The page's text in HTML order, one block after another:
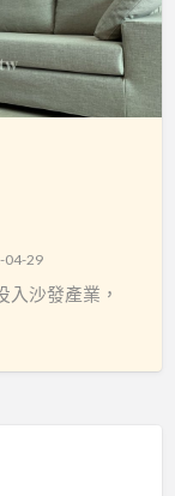
04-29
入沙發產業，